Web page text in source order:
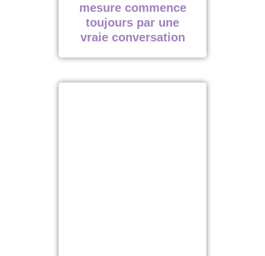
mesure commence
toujours par une
vraie conversation